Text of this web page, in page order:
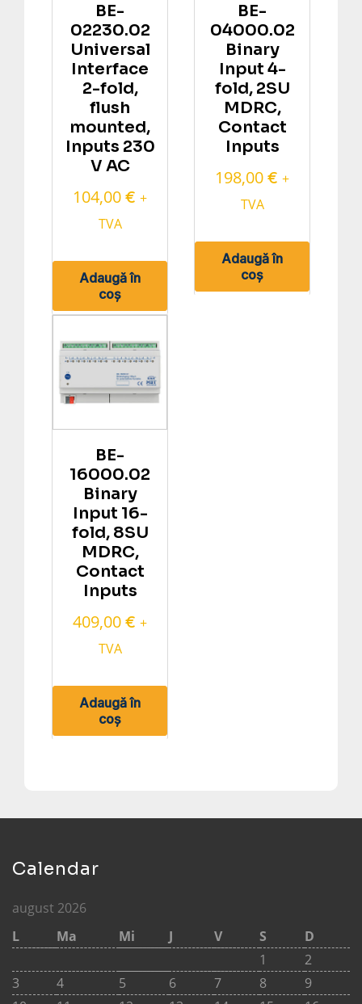
BE-
02230.02
Universal
Interface
2-fold,
flush
mounted,
Inputs 230
V AC
104,00 € +
TVA
Adaugă în
coș
BE-
04000.02
Binary
Input 4-
fold, 2SU
MDRC,
Contact
Inputs
198,00 € +
TVA
Adaugă în
coș
BE-
16000.02
Binary
Input 16-
fold, 8SU
MDRC,
Contact
Inputs
409,00 € +
TVA
Adaugă în
coș
Calendar
august 2026
L
Ma Mi J V S
D
1
2
3
4 5 6 7 8
9